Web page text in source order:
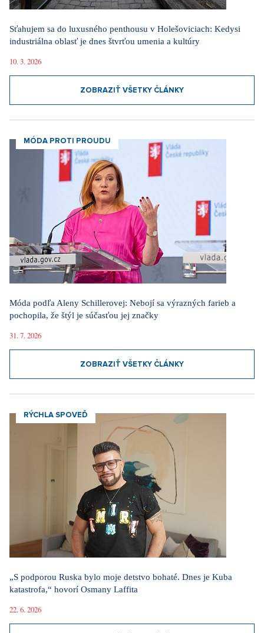
Sťahujem sa do luxusného penthousu v Holešoviciach: Kedysi
industriálna oblasť je dnes štvrťou umenia a kultúry
10. 3. 2026
ZOBRAZIŤ VŠETKY ČLÁNKY
MÓDA PROTI PROUDU
Móda podľa Aleny Schillerovej: Nebojí sa výrazných farieb a
pochopila, že štýl je súčasťou jej značky
31. 7. 2026
ZOBRAZIŤ VŠETKY ČLÁNKY
RÝCHLA SPOVEĎ
„S podporou Ruska bylo moje detstvo bohaté. Dnes je Kuba
katastrofa,“ hovorí Osmany Laffita
22. 6. 2026